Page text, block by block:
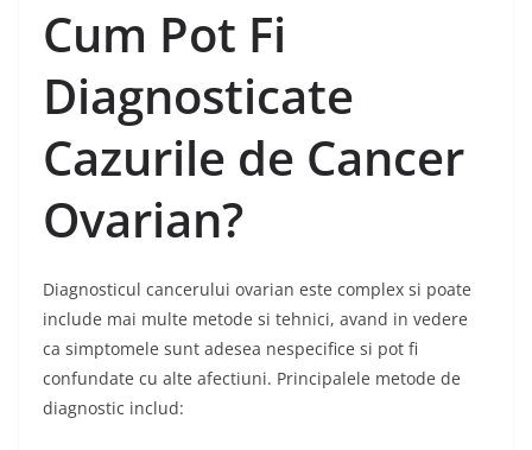
Cum Pot Fi
Diagnosticate
Cazurile de Cancer
Ovarian?
Diagnosticul cancerului ovarian este complex si poate
include mai multe metode si tehnici, avand in vedere
ca simptomele sunt adesea nespecifice si pot fi
confundate cu alte afectiuni. Principalele metode de
diagnostic includ: